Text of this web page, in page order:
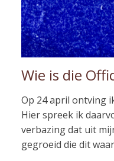
Wie is die
Op 24 april ontving
Hier spreek ik
verbazing dat uit
gegroeid die dit